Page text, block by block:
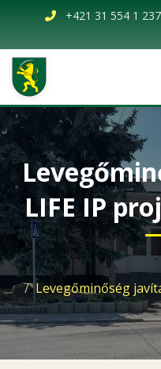
+421 31 554 1 237
LIFE IP
Levegőminőség